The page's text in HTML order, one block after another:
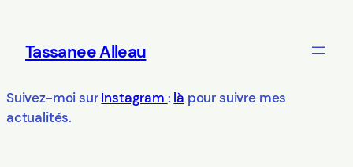
contenu
Tassanee Alleau
Suivez-moi surInstagram : là pour suivre mes
actualités.